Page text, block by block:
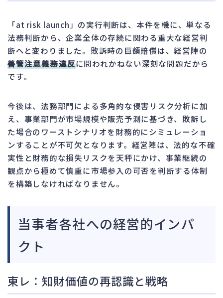
「at risk launch」の実行判断は、本件を機に、単なる
法務判断から、企業全体の存続に関わる重大な経営判
断へと変わりました。敗訴時の巨額賠償は、経営陣の
善管注意義務違反に問われかねない深刻な問題だから
です。
今後は、法務部門による多角的な侵害リスク分析に加
え、事業部門が市場規模や販売予測に基づき、敗訴し
た場合のワーストシナリオを財務的にシミュレーショ
ンすることが不可欠となります。経営陣は、法的な不確
実性と財務的な損失リスクを天秤にかけ、事業継続の
観点から極めて慎重に市場参入の可否を判断する体制
を構築しなければなりません。
当事者各社への経営的インパ
クト
東レ：知財価値の再認識と戦略